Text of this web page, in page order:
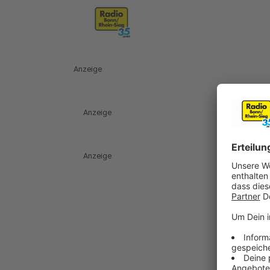
Anzeige
Anzeige
Anzeige